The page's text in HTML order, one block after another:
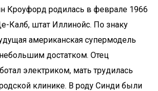
Кроуфорд родилась в феврале 1966
Калб, штат Иллинойс. По знаку
американская супермодель
достатком. Отец
электриком, мать трудилась
клинике. В роду Синди были